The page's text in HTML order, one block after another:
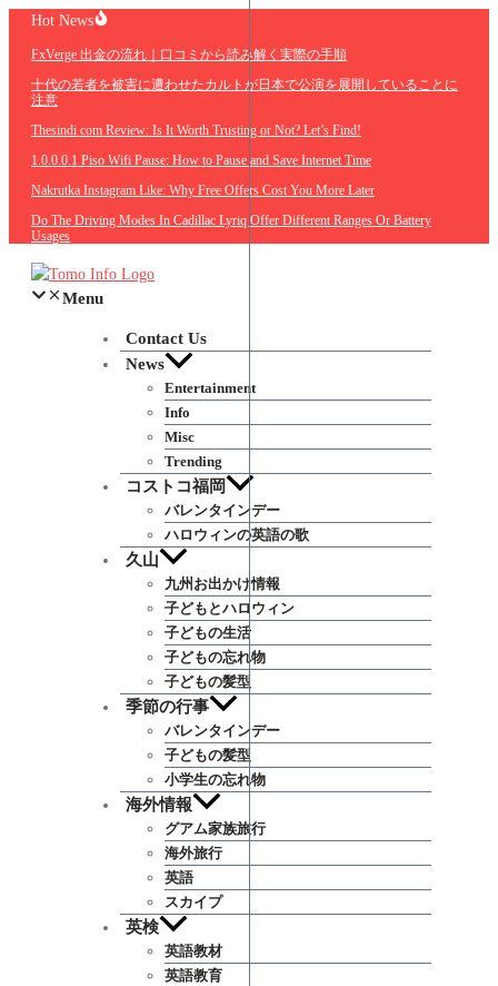
Skip
content
Hot News
FxVerge 出金の流れ｜口コミから読み解く実際の手順
十代の若者を被害に遭わせたカルトが日本で公演を展開していることに
注意
Thesindi com Review: Is It Worth Trusting or Not? Let’s Find!
1.0.0.0.1 Piso Wifi Pause: How to Pause and Save Internet Time
Nakrutka Instagram Like: Why Free Offers Cost You More Later
Do The Driving Modes In Cadillac Lyriq Offer Different Ranges Or Battery
Usages
Menu
Contact Us
News
Entertainment
Info
Misc
Trending
コストコ福岡
バレンタインデー
ハロウィンの英語の歌
久山
九州お出かけ情報
子どもとハロウィン
子どもの生活
子どもの忘れ物
子どもの髪型
季節の行事
バレンタインデー
子どもの髪型
小学生の忘れ物
海外情報
グアム家族旅行
海外旅行
英語
スカイプ
英検
英語教材
英語教育